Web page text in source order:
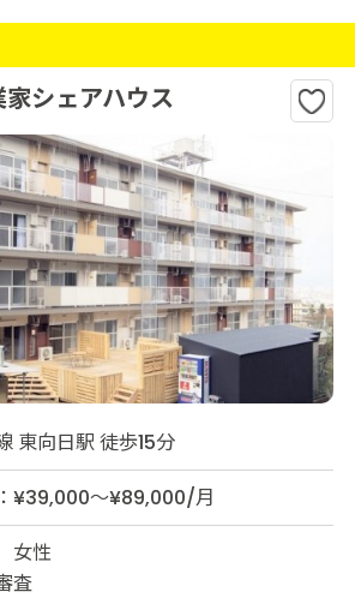
シェアハウス
東向日駅 徒歩15分
¥39,000～¥89,000/月
女性
査